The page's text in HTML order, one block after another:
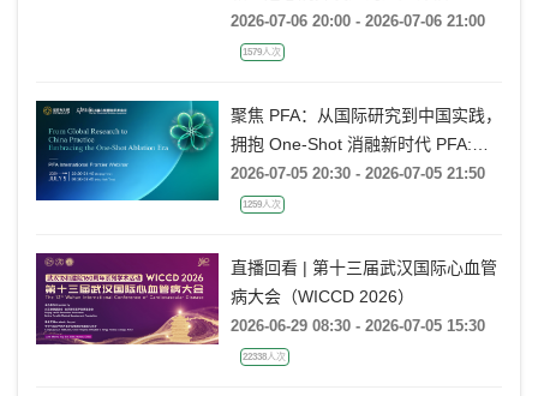
霜：冠心病并发症的超声评估
2026-07-06 20:00 - 2026-07-06 21:00
聚焦 PFA：从国际研究到中国实践，
拥抱 One-Shot 消融新时代 PFA:
From Global Research to China
Ablation Era ——电生理国际前沿专
题会
2026-07-05 20:30 - 2026-07-05 21:50
直播回看 | 第十三届武汉国际心血管
病大会（WICCD 2026）
2026-06-29 08:30 - 2026-07-05 15:30